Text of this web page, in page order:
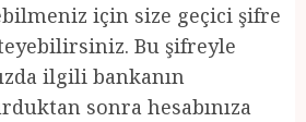
için size geçici şifre
Bu şifreyle
ilgili bankanın
sonra hesabınıza